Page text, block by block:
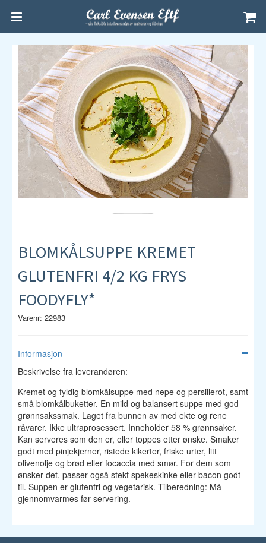
BLOMKÅLSUPPE KREMET
GLUTENFRI 4/2 KG FRYS
FOODYFLY*
Varenr: 22983
Informasjon
Beskrivelse fra leverandøren:
Kremet og fyldig blomkålsuppe med nepe og persillerot, samt
små blomkålbuketter. En mild og balansert suppe med god
grønnsakssmak. Laget fra bunnen av med ekte og rene
råvarer. Ikke ultraprosessert. Inneholder 58 % grønnsaker.
Kan serveres som den er, eller toppes etter ønske. Smaker
godt med pinjekjerner, ristede kikerter, friske urter, litt
olivenolje og brød eller focaccia med smør. For dem som
ønsker det, passer også stekt spekeskinke eller bacon godt
til. Suppen er glutenfri og vegetarisk. Tilberedning: Må
gjennomvarmes før servering.